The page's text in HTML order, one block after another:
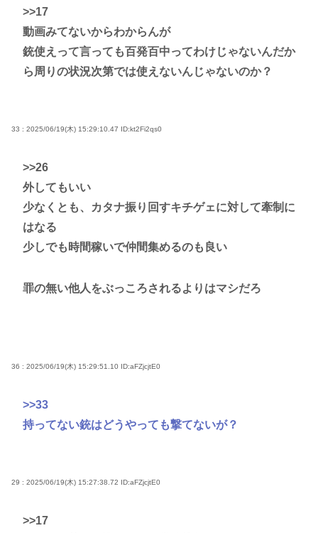
>>17
動画みてないからわからんが
銃使えって言っても百発百中ってわけじゃないんだか
ら周りの状況次第では使えないんじゃないのか？
33 : 2025/06/19(木) 15:29:10.47 ID:kt2Fi2qs0
>>26
外してもいい
少なくとも、カタナ振り回すキチゲェに対して牽制に
はなる
少しでも時間稼いで仲間集めるのも良い
罪の無い他人をぶっころされるよりはマシだろ
36 : 2025/06/19(木) 15:29:51.10 ID:aFZjcjtE0
>>33
持ってない銃はどうやっても撃てないが？
29 : 2025/06/19(木) 15:27:38.72 ID:aFZjcjtE0
>>17